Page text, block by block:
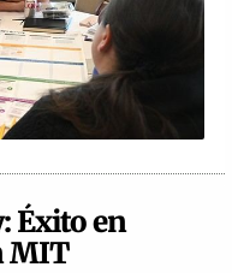
Éxito en
MIT